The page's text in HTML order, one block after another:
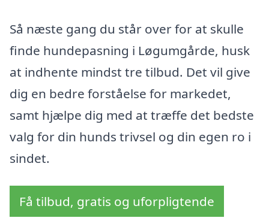
Så næste gang du står over for at skulle
finde hundepasning i Løgumgårde, husk
at indhente mindst tre tilbud. Det vil give
dig en bedre forståelse for markedet,
samt hjælpe dig med at træffe det bedste
valg for din hunds trivsel og din egen ro i
sindet.
Få tilbud, gratis og uforpligtende